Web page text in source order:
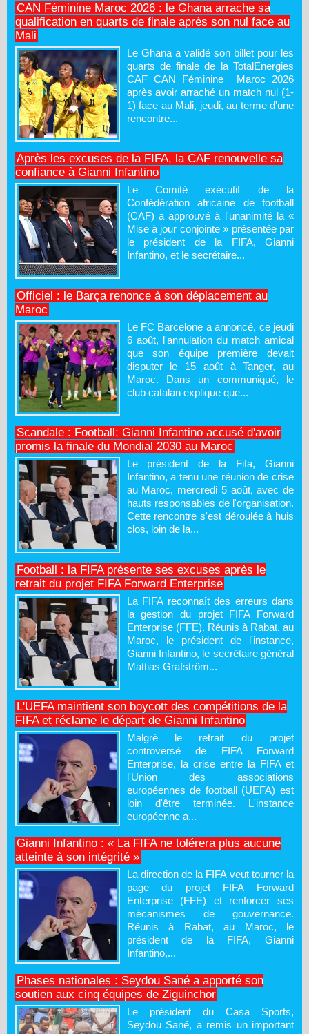
CAN Féminine Maroc 2026 : le Ghana arrache sa
qualification en quarts de finale après son nul face au
Mali
Le Ghana a validé son billet pour les
quarts de finale de la TotalEnergies
CAF CAN Féminine Maroc 2026
après avoir arraché un match nul (1-
1) face au Mali, jeudi, au terme d'une
rencontre...
Après les excuses de la FIFA, la CAF renouvelle sa
confiance à Gianni Infantino
Le Comité exécutif de la
Confédération africaine de football
(CAF) a approuvé à l'unanimité la «
Mise à jour conjointe » présentée par
le président de la FIFA, Gianni
Infantino, et le secrétaire...
Officiel : le Barça renonce à son déplacement au
Maroc
Le FC Barcelone a annoncé, ce jeudi
6 août, l'annulation du match amical
que son équipe première devait
disputer le 15 août à Tanger, au
Maroc. Dans un communiqué, le
club catalan explique que...
Scandale : Football: Gianni Infantino accusé d'avoir
promis la finale du Mondial 2030 au Maroc
Le président de la Fifa, Gianni
Infantino, a tenu une réunion de crise
au Maroc, mercredi 5 août, avec de
hauts responsables de l'organisation.
Cette rencontre s'est déroulée à huis
clos, loin de la...
Football : la FIFA présente ses excuses après le
retrait du projet FIFA Forward Enterprise
La FIFA reconnaît des erreurs dans
la gestion du projet FIFA Forward
Enterprise (FFE). Réunis à Rabat, au
Maroc, le président de l'instance,
Gianni Infantino, le secrétaire général
Mattias Grafström...
L'UEFA maintient son boycott des compétitions de la
FIFA et réclame le départ de Gianni Infantino
Malgré le retrait du projet
controversé de FIFA Forward
Enterprise, la crise entre la FIFA et
l'Union des associations
européennes de football (UEFA) est
loin d'être terminée. L'instance
européenne a...
Gianni Infantino : « La FIFA ne tolérera plus aucune
atteinte à son intégrité »
La direction de la FIFA veut tourner la
page du projet FIFA Forward
Enterprise (FFE) et renforcer ses
mécanismes de gouvernance.
Réunis à Rabat, au Maroc, le
président de la FIFA, Gianni
Infantino,...
Phases nationales : Seydou Sané a apporté son
soutien aux cinq équipes de Ziguinchor
Le président du Casa Sports,
Seydou Sané, a remis un important